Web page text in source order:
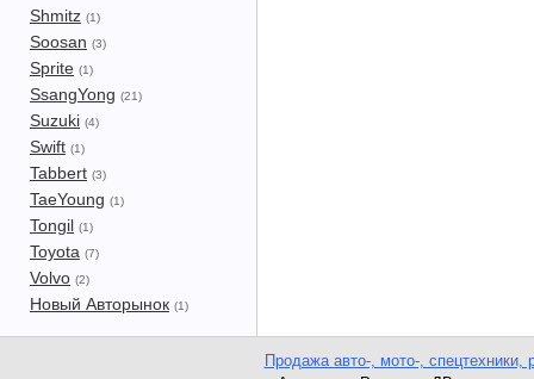
Shmitz (1)
Soosan (3)
Sprite (1)
SsangYong (21)
Suzuki (4)
Swift (1)
Tabbert (3)
TaeYoung (1)
Tongil (1)
Toyota (7)
Volvo (2)
Новый Авторынок (1)
Продажа авто-, мото-, спецтехники,